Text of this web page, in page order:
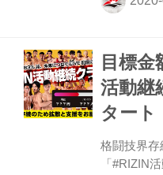
RIZIN LIVE
売りチケ
リターンな
ディング参
を入力し
活動継続ク
は...
目標金
活動継
タート
格闘技界存
「#RIZIN